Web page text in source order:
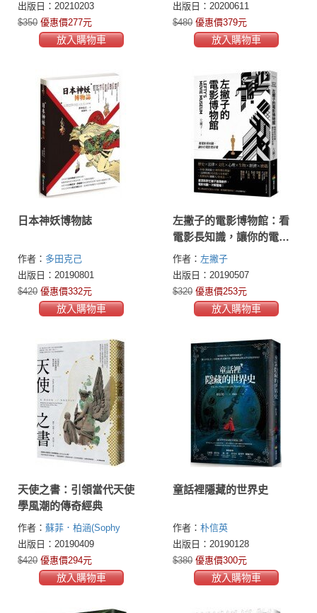
出版日：20210203
$350 優惠價277元
放入購物車
出版日：20200611
$480 優惠價379元
放入購物車
日本神妖博物誌
作者： 多田克己
出版日：20190801
$420 優惠價332元
放入購物車
左撇子的電影博物館：看
電影長知識，讓你的電影
更好看
作者： 左撇子
出版日：20190507
$320 優惠價253元
放入購物車
天使之書：引領當代天使
學風潮的傳奇經典
作者： 蘇菲．柏涵(Sophy
Burnham)
出版日：20190409
$420 優惠價294元
放入購物車
童話裡隱藏的世界史
作者： 朴信英
出版日：20190128
$380 優惠價300元
放入購物車